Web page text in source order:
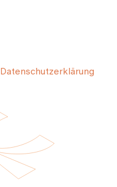
Datenschutzerklärung